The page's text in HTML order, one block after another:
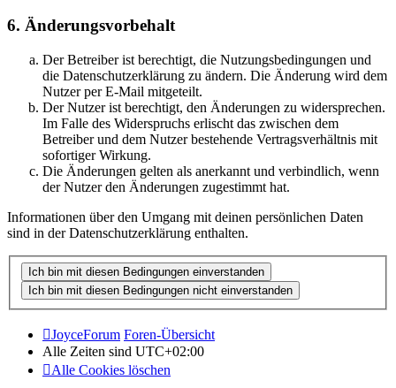
6. Änderungsvorbehalt
Der Betreiber ist berechtigt, die Nutzungsbedingungen und
die Datenschutzerklärung zu ändern. Die Änderung wird dem
Nutzer per E-Mail mitgeteilt.
Der Nutzer ist berechtigt, den Änderungen zu widersprechen.
Im Falle des Widerspruchs erlischt das zwischen dem
Betreiber und dem Nutzer bestehende Vertragsverhältnis mit
sofortiger Wirkung.
Die Änderungen gelten als anerkannt und verbindlich, wenn
der Nutzer den Änderungen zugestimmt hat.
Informationen über den Umgang mit deinen persönlichen Daten
sind in der Datenschutzerklärung enthalten.
JoyceForum Foren-Übersicht
Alle Zeiten sind UTC+02:00
Alle Cookies löschen